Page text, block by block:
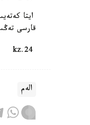
ايتا
قارسى تەڭىز بلوكاداسىن 20- شىلدەدە ەنگىزگەن
الەم